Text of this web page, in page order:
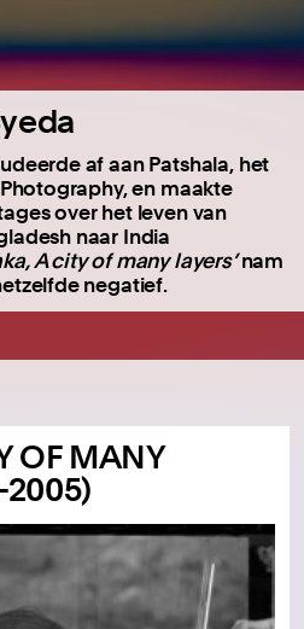
af aan Patshala, het
en maakte
over het leven van
naar India
A city of many layers’nam
negatief.
OF MANY
2005)